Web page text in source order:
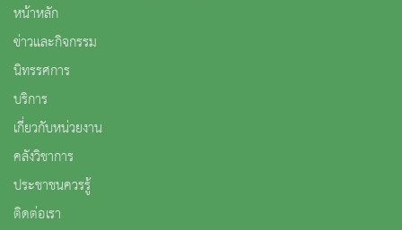
หน้าหลัก
ข่าวและกิจกรรม
นิทรรศการ
บริการ
เกี่ยวกับหน่วยงาน
คลังวิชาการ
ประชาชนควรรู้
ติดต่อเรา